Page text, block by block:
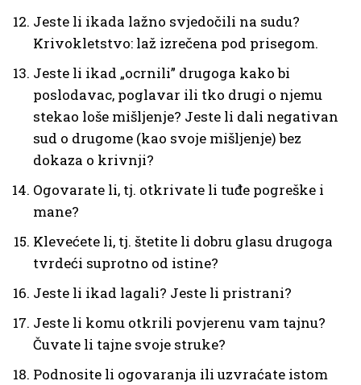
Jeste li ikada lažno svjedočili na sudu?
Krivokletstvo: laž izrečena pod prisegom.
Jeste li ikad „ocrnili” drugoga kako bi
poslodavac, poglavar ili tko drugi o njemu
stekao loše mišljenje? Jeste li dali negativan
sud o drugome (kao svoje mišljenje) bez
dokaza o krivnji?
Ogovarate li, tj. otkrivate li tuđe pogreške i
mane?
Klevećete li, tj. štetite li dobru glasu drugoga
tvrdeći suprotno od istine?
Jeste li ikad lagali? Jeste li pristrani?
Jeste li komu otkrili povjerenu vam tajnu?
Čuvate li tajne svoje struke?
Podnosite li ogovaranja ili uzvraćate istom